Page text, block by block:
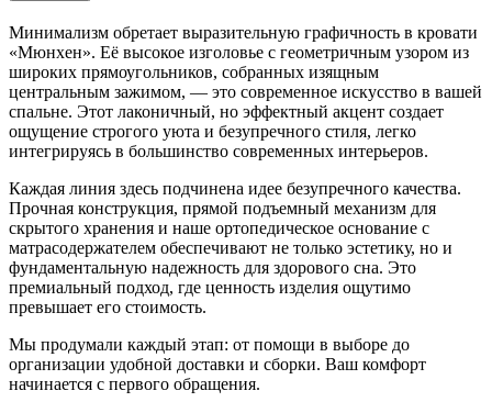
Минимализм обретает выразительную графичность в кровати
«Мюнхен». Её высокое изголовье с геометричным узором из
широких прямоугольников, собранных изящным
центральным зажимом, — это современное искусство в вашей
спальне. Этот лаконичный, но эффектный акцент создает
ощущение строгого уюта и безупречного стиля, легко
интегрируясь в большинство современных интерьеров.
Каждая линия здесь подчинена идее безупречного качества.
Прочная конструкция, прямой подъемный механизм для
скрытого хранения и наше ортопедическое основание с
матрасодержателем обеспечивают не только эстетику, но и
фундаментальную надежность для здорового сна. Это
премиальный подход, где ценность изделия ощутимо
превышает его стоимость.
Мы продумали каждый этап: от помощи в выборе до
организации удобной доставки и сборки. Ваш комфорт
начинается с первого обращения.